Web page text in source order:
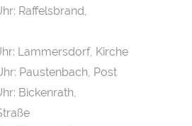
Raffelsbrand,
Lammersdorf, Kirche
Paustenbach, Post
Bickenrath,